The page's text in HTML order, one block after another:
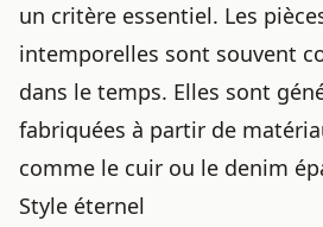
un critère essentiel. Les
intemporelles sont souvent
dans le temps. Elles sont
fabriquées à partir de
comme le cuir ou le denim
Style éternel